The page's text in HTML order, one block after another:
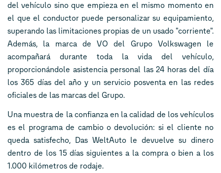
del vehículo sino que empieza en el mismo momento en
el que el conductor puede personalizar su equipamiento,
superando las limitaciones propias de un usado "corriente".
Además, la marca de VO del Grupo Volkswagen le
acompañará durante toda la vida del vehículo,
proporcionándole asistencia personal las 24 horas del día
los 365 días del año y un servicio posventa en las redes
oficiales de las marcas del Grupo.
Una muestra de la confianza en la calidad de los vehículos
es el programa de cambio o devolución: si el cliente no
queda satisfecho, Das WeltAuto le devuelve su dinero
dentro de los 15 días siguientes a la compra o bien a los
1.000 kilómetros de rodaje.